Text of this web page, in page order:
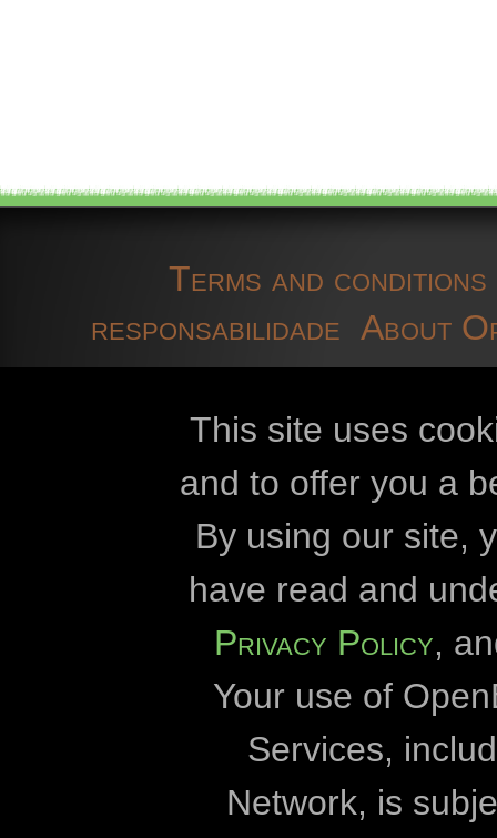
Terms and conditions
responsabilidade About
technical information
Eszterházy
Eötvös
Duna-Dráva
Duna-Ipoly
Fertő-Hanság
University
This site uses
and to offer you a
By using our site,
have read and
Privacy Policy,
Your use of
Services,
Network, is